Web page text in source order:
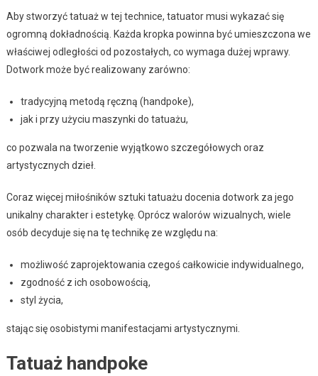
Aby stworzyć tatuaż w tej technice, tatuator musi wykazać się
ogromną dokładnością. Każda kropka powinna być umieszczona we
właściwej odległości od pozostałych, co wymaga dużej wprawy.
Dotwork może być realizowany zarówno:
tradycyjną metodą ręczną (handpoke),
jak i przy użyciu maszynki do tatuażu,
co pozwala na tworzenie wyjątkowo szczegółowych oraz
artystycznych dzieł.
Coraz więcej miłośników sztuki tatuażu docenia dotwork za jego
unikalny charakter i estetykę. Oprócz walorów wizualnych, wiele
osób decyduje się na tę technikę ze względu na:
możliwość zaprojektowania czegoś całkowicie indywidualnego,
zgodność z ich osobowością,
styl życia,
stając się osobistymi manifestacjami artystycznymi.
Tatuaż handpoke